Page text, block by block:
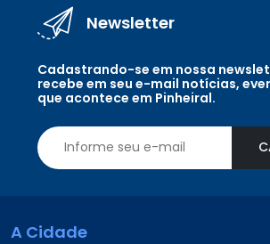
Newsletter
Cadastrando-se em nossa
recebe em seu e-mail notícias,
que acontece em Pinheiral.
A Cidade